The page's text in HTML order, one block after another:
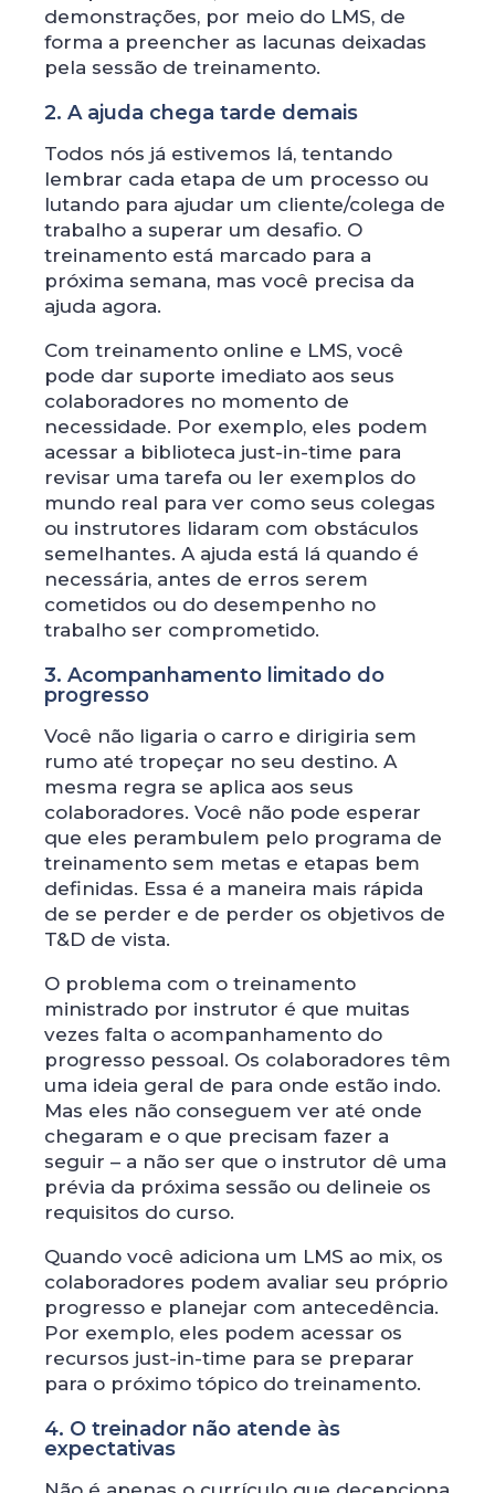
demonstrações, por meio do LMS, de
forma a preencher as lacunas deixadas
pela sessão de treinamento.
2. A ajuda chega tarde demais
Todos nós já estivemos lá, tentando
lembrar cada etapa de um processo ou
lutando para ajudar um cliente/colega de
trabalho a superar um desafio. O
treinamento está marcado para a
próxima semana, mas você precisa da
ajuda agora.
Com treinamento online e LMS, você
pode dar suporte imediato aos seus
colaboradores no momento de
necessidade. Por exemplo, eles podem
acessar a biblioteca just-in-time para
revisar uma tarefa ou ler exemplos do
mundo real para ver como seus colegas
ou instrutores lidaram com obstáculos
semelhantes. A ajuda está lá quando é
necessária, antes de erros serem
cometidos ou do desempenho no
trabalho ser comprometido.
3. Acompanhamento limitado do
progresso
Você não ligaria o carro e dirigiria sem
rumo até tropeçar no seu destino. A
mesma regra se aplica aos seus
colaboradores. Você não pode esperar
que eles perambulem pelo programa de
treinamento sem metas e etapas bem
definidas. Essa é a maneira mais rápida
de se perder e de perder os objetivos de
T&D de vista.
O problema com o treinamento
ministrado por instrutor é que muitas
vezes falta o acompanhamento do
progresso pessoal. Os colaboradores têm
uma ideia geral de para onde estão indo.
Mas eles não conseguem ver até onde
chegaram e o que precisam fazer a
seguir – a não ser que o instrutor dê uma
prévia da próxima sessão ou delineie os
requisitos do curso.
Quando você adiciona um LMS ao mix, os
colaboradores podem avaliar seu próprio
progresso e planejar com antecedência.
Por exemplo, eles podem acessar os
recursos just-in-time para se preparar
para o próximo tópico do treinamento.
4. O treinador não atende às
expectativas